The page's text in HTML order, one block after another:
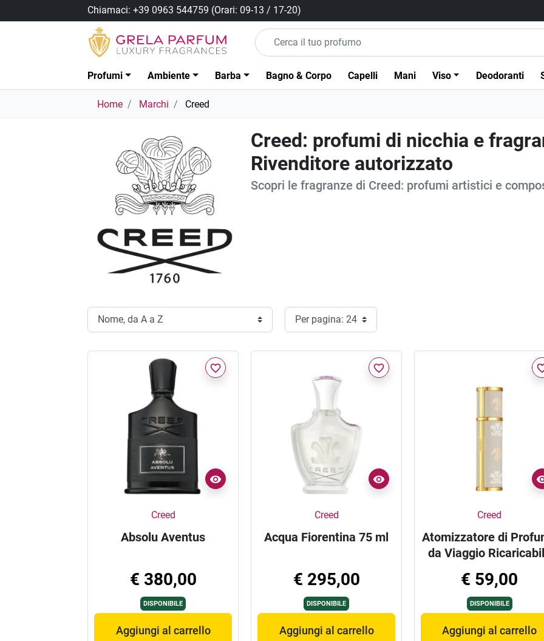
Chiamaci:+39 0963 544759 (Orari: 09-13 / 17-20)
Profumi Ambiente Barba Bagno & Corpo Capelli Mani Viso Deodoranti
Home Marchi Creed
Creed: profumi di nicchia e
Rivenditore autorizzato
Scopri le fragranze di Creed: profumi artistici e
favorite_border
Creed
Absolu Aventus
€ 380,00
DISPONIBILE
Aggiungi al carrello
favorite_border
Creed
Acqua Fiorentina 75 ml
€ 295,00
DISPONIBILE
Aggiungi al carrello
Creed
Atomizzatore di
da Viaggio
€ 59,00
DISPONIBILE
Aggiungi al carrello